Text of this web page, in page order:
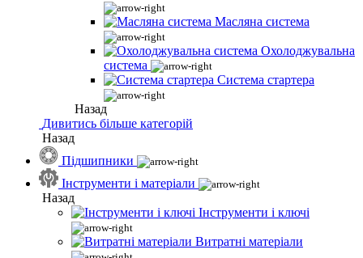
Масляна система
Охолоджувальна
система
Система стартера
Назад
Дивитись більше категорій
Назад
Підшипники
Інструменти і матеріали
Назад
Інструменти і ключі
Витратні матеріали